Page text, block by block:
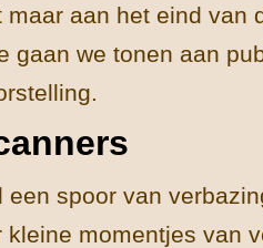
aan het eind van
we tonen aan
spoor van
momentjes van